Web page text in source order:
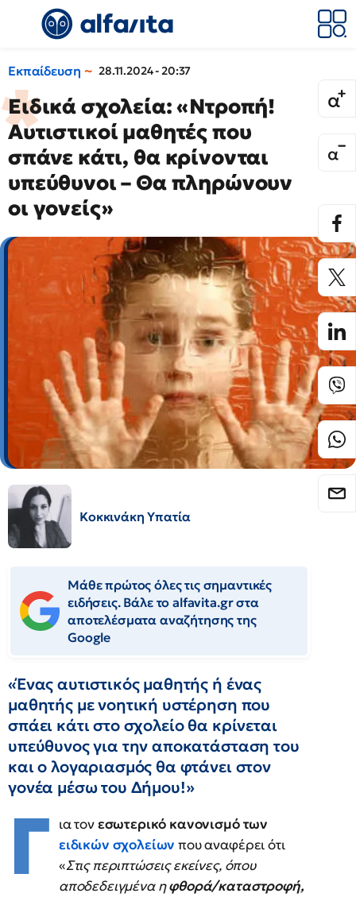
Εκπαίδευση 28.11.2024 - 20:37
Ειδικά σχολεία: «Ντροπή!
Αυτιστικοί μαθητές που
σπάνε κάτι, θα κρίνονται
υπεύθυνοι – Θα πληρώνουν
οι γονείς»
Κοκκινάκη Υπατία
Μάθε πρώτος όλες τις σημαντικές
ειδήσεις. Βάλε το alfavita.gr στα
αποτελέσματα αναζήτησης της
Google
«Ένας αυτιστικός μαθητής ή ένας
μαθητής με νοητική υστέρηση που
σπάει κάτι στο σχολείο θα κρίνεται
υπεύθυνος για την αποκατάσταση του
και ο λογαριασμός θα φτάνει στον
γονέα μέσω του Δήμου!»
Γ ια τονεσωτερικό κανονισμό των
ειδικών σχολείων που αναφέρει ότι
«Στις περιπτώσεις εκείνες, όπου
αποδεδειγμένα ηφθορά/καταστροφή,